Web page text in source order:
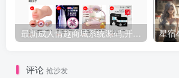
最新成人情趣商城系统源码,开源商城源码
评论 抢沙发